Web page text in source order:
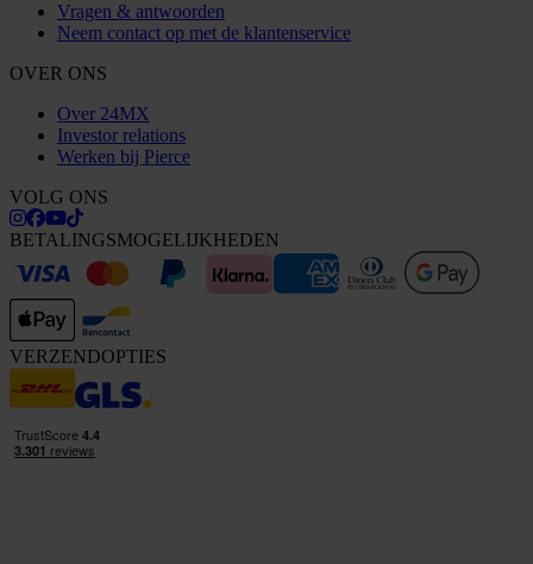
Vragen & antwoorden
Neem contact op met de klantenservice
OVER ONS
Over 24MX
Investor relations
Werken bij Pierce
VOLG ONS
BETALINGSMOGELIJKHEDEN
VERZENDOPTIES